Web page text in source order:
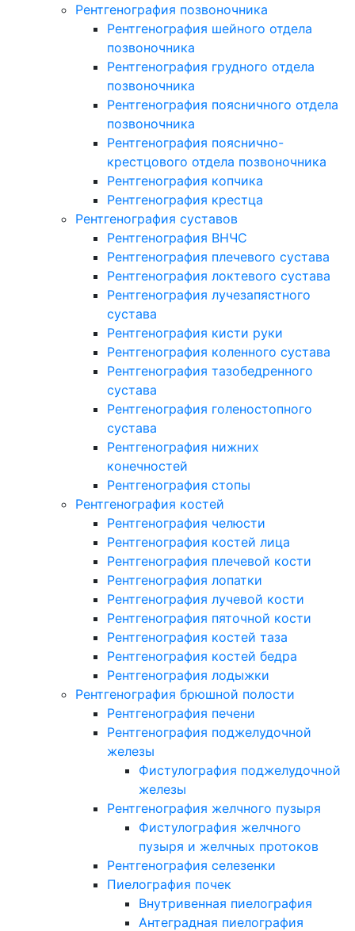
Рентгенография позвоночника
Рентгенография шейного отдела
позвоночника
Рентгенография грудного отдела
позвоночника
Рентгенография поясничного отдела
позвоночника
Рентгенография пояснично-
крестцового отдела позвоночника
Рентгенография копчика
Рентгенография крестца
Рентгенография суставов
Рентгенография ВНЧС
Рентгенография плечевого сустава
Рентгенография локтевого сустава
Рентгенография лучезапястного
сустава
Рентгенография кисти руки
Рентгенография коленного сустава
Рентгенография тазобедренного
сустава
Рентгенография голеностопного
сустава
Рентгенография нижних
конечностей
Рентгенография стопы
Рентгенография костей
Рентгенография челюсти
Рентгенография костей лица
Рентгенография плечевой кости
Рентгенография лопатки
Рентгенография лучевой кости
Рентгенография пяточной кости
Рентгенография костей таза
Рентгенография костей бедра
Рентгенография лодыжки
Рентгенография брюшной полости
Рентгенография печени
Рентгенография поджелудочной
железы
Фистулография поджелудочной
железы
Рентгенография желчного пузыря
Фистулография желчного
пузыря и желчных протоков
Рентгенография селезенки
Пиелография почек
Внутривенная пиелография
Антеградная пиелография